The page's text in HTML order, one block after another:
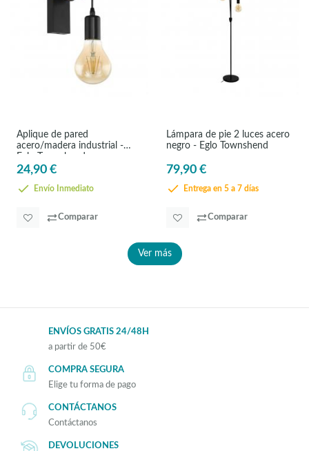
Aplique de pared
acero/madera industrial -
Eglo Townshend
24,90 €
Envío Inmediato
Comparar
Lámpara de pie 2 luces acero
negro - Eglo Townshend
79,90 €
Entrega en 5 a 7 días
Comparar
Ver más
ENVÍOS GRATIS 24/48H
a partir de 50€
COMPRA SEGURA
Elige tu forma de pago
CONTÁCTANOS
Contáctanos
DEVOLUCIONES